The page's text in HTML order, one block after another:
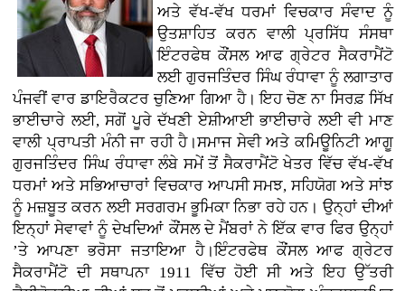
ਅਤੇ ਵੱਖ-ਵੱਖ ਧਰਮਾਂ ਵਿਚਕਾਰ ਸੰਵਾਦ ਨੂੰ
ਉਤਸ਼ਾਹਿਤ ਕਰਨ ਵਾਲੀ ਪ੍ਰਸਿੱਧ ਸੰਸਥਾ
ਇੰਟਰਫੇਥ ਕੌਂਸਲ ਆਫ ਗ੍ਰੇਟਰ ਸੈਕਰਾਮੈਂਟੋ
ਲਈ ਗੁਰਜਤਿੰਦਰ ਸਿੰਘ ਰੰਧਾਵਾ ਨੂੰ ਲਗਾਤਾਰ
ਪੰਜਵੀਂ ਵਾਰ ਡਾਇਰੈਕਟਰ ਚੁਣਿਆ ਗਿਆ ਹੈ। ਇਹ ਚੋਣ ਨਾ ਸਿਰਫ਼ ਸਿੱਖ
ਭਾਈਚਾਰੇ ਲਈ, ਸਗੋਂ ਪੂਰੇ ਦੱਖਣੀ ਏਸ਼ੀਆਈ ਭਾਈਚਾਰੇ ਲਈ ਵੀ ਮਾਣ
ਵਾਲੀ ਪ੍ਰਾਪਤੀ ਮੰਨੀ ਜਾ ਰਹੀ ਹੈ।ਸਮਾਜ ਸੇਵੀ ਅਤੇ ਕਮਿਊਨਿਟੀ ਆਗੂ
ਗੁਰਜਤਿੰਦਰ ਸਿੰਘ ਰੰਧਾਵਾ ਲੰਬੇ ਸਮੇਂ ਤੋਂ ਸੈਕਰਾਮੈਂਟੋ ਖੇਤਰ ਵਿੱਚ ਵੱਖ-ਵੱਖ
ਧਰਮਾਂ ਅਤੇ ਸਭਿਆਚਾਰਾਂ ਵਿਚਕਾਰ ਆਪਸੀ ਸਮਝ, ਸਹਿਯੋਗ ਅਤੇ ਸਾਂਝ
ਨੂੰ ਮਜ਼ਬੂਤ ਕਰਨ ਲਈ ਸਰਗਰਮ ਭੂਮਿਕਾ ਨਿਭਾ ਰਹੇ ਹਨ। ਉਨ੍ਹਾਂ ਦੀਆਂ
ਇਨ੍ਹਾਂ ਸੇਵਾਵਾਂ ਨੂੰ ਦੇਖਦਿਆਂ ਕੌਂਸਲ ਦੇ ਮੈਂਬਰਾਂ ਨੇ ਇੱਕ ਵਾਰ ਫਿਰ ਉਨ੍ਹਾਂ
’ਤੇ ਆਪਣਾ ਭਰੋਸਾ ਜਤਾਇਆ ਹੈ।ਇੰਟਰਫੇਥ ਕੌਂਸਲ ਆਫ ਗ੍ਰੇਟਰ
ਸੈਕਰਾਮੈਂਟੋ ਦੀ ਸਥਾਪਨਾ 1911 ਵਿੱਚ ਹੋਈ ਸੀ ਅਤੇ ਇਹ ਉੱਤਰੀ